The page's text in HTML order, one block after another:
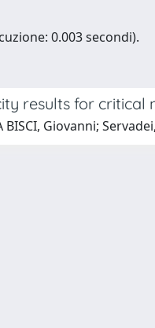
0.003 secondi).
results for
BISCI, Giovanni;